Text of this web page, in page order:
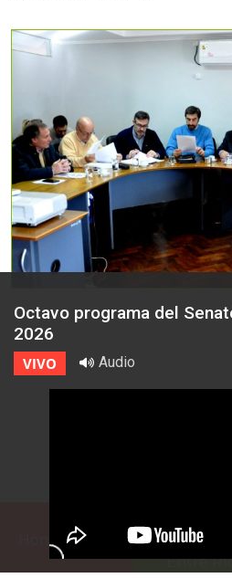
Honorable Cámara de
Entre
Octavo programa del
2026
VIVO Audio